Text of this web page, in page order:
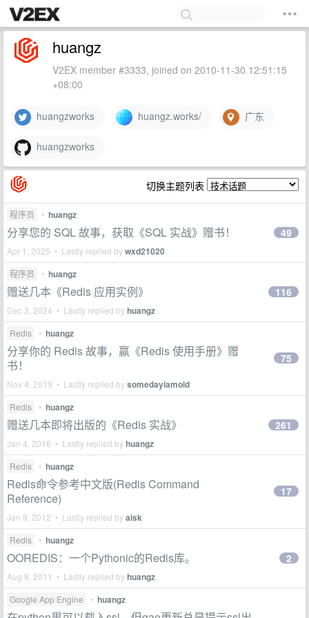
huangz
V2EX member #3333, joined on 2010-11-30 12:51:15
+08:00
huangzworks huangz.works/ 广东
huangzworks
切换主题列表
程序员 • huangz
分享您的 SQL 故事，获取《SQL 实战》赠书！
Apr 1, 2025 • Lastly replied bywxd21020
49
程序员 • huangz
赠送几本《Redis 应用实例》
Dec 3, 2024 • Lastly replied byhuangz
116
Redis • huangz
分享你的 Redis 故事，赢《Redis 使用手册》赠
书！
Nov 4, 2019 • Lastly replied bysomedayiamold
75
Redis • huangz
赠送几本即将出版的《Redis 实战》
Jan 4, 2016 • Lastly replied byhuangz
261
Redis • huangz
Redis命令参考中文版(Redis Command
Reference)
Jan 9, 2012 • Lastly replied byaisk
17
Redis • huangz
OOREDIS：一个Pythonic的Redis库。
Aug 8, 2011 • Lastly replied byhuangz
2
Google App Engine • huangz